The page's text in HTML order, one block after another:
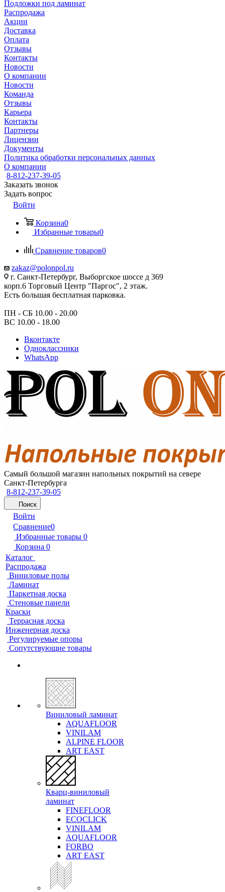
Подложки под ламинат
Распродажа
Акции
Доставка
Оплата
Отзывы
Контакты
Новости
О компании
Новости
Команда
Отзывы
Карьера
Контакты
Партнеры
Лицензии
Документы
Политика обработки персональных данных
О компании
8-812-237-39-05
Заказать звонок
Задать вопрос
Войти
Корзина0
Избранные товары0
Сравнение товаров0
zakaz@polonpol.ru
г. Санкт-Петербург, Выборгское шоссе д 369
корп.6 Торговый Центр "Паргос", 2 этаж.
Есть большая бесплатная парковка.
ПН - СБ 10.00 - 20.00
ВС 10.00 - 18.00
Вконтакте
Одноклассники
WhatsApp
Самый большой магазин напольных покрытий на севере
Санкт-Петербурга
8-812-237-39-05
Поиск
Войти
Сравнение0
Избранные товары 0
Корзина 0
Каталог
Распродажа
Виниловые полы
Ламинат
Паркетная доска
Стеновые панели
Краски
Террасная доска
Инженерная доска
Регулируемые опоры
Сопутствующие товары
Виниловый ламинат
AQUAFLOOR
VINILAM
ALPINE FLOOR
ART EAST
Кварц-виниловый
ламинат
FINEFLOOR
ECOCLICK
VINILAM
AQUAFLOOR
FORBO
ART EAST